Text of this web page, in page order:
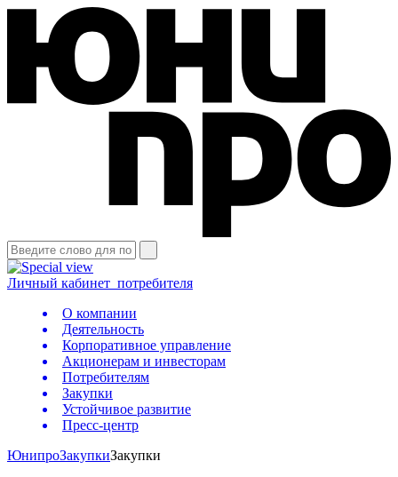
Личный кабинет потребителя
О компании
Деятельность
Корпоративное управление
Акционерам и инвесторам
Потребителям
Закупки
Устойчивое развитие
Пресс-центр
ЮнипроЗакупкиЗакупки